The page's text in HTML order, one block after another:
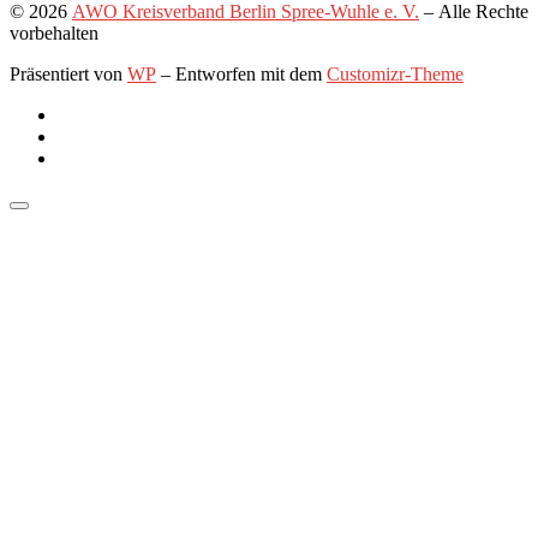
© 2026 AWO Kreisverband Berlin Spree-Wuhle e. V. – Alle Rechte
vorbehalten
Präsentiert von WP – Entworfen mit dem Customizr-Theme